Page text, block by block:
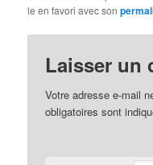
le en favori avec son
Laisser un
Votre adresse e-mail
obligatoires sont